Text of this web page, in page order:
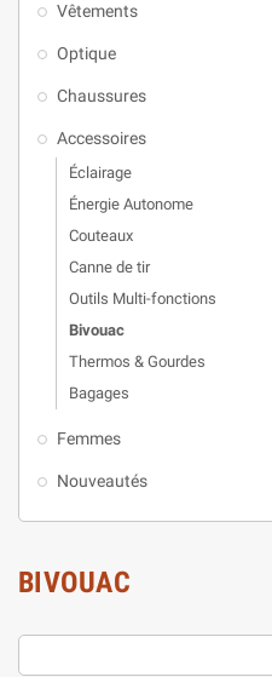
Vêtements
Optique
Chaussures
Accessoires
Éclairage
Énergie Autonome
Couteaux
Canne de tir
Outils Multi-fonctions
Bivouac
Thermos & Gourdes
Bagages
Femmes
Nouveautés
BIVOUAC